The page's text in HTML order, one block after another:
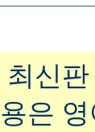
최신
은